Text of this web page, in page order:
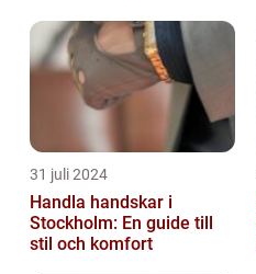
31 juli 2024
Handla handskar i
Stockholm: En guide till
stil och komfort